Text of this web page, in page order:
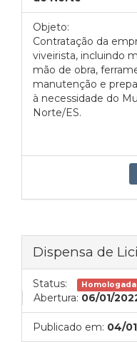
Objeto:
Contratação da
viveirista, incluindo
mão de obra,
manutenção e
à necessidade do
Norte/ES.
Dispensa de
Status: Homologada
Abertura: 06/01/
Publicado em: 04/